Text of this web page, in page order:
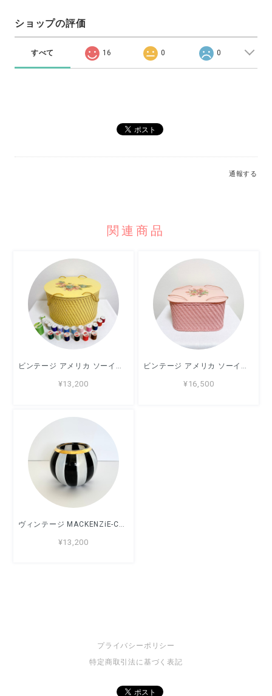
ショップの評価
すべて 16 0 0
通報する
関連商品
ビンテージ アメリカ ソーイングバスケット Princess イエロー 裁縫箱
¥13,200
ビンテージ アメリカ ソーイングバスケット Princess ピンク 裁縫箱
¥16,500
ヴィンテージ MACKENZiE-CHilds ガラス花瓶
¥13,200
プライバシーポリシー
特定商取引法に基づく表記